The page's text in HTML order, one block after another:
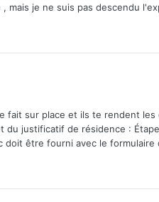
mais je ne suis pas descendu
fait sur place et ils te rendent les
du justificatif de résidence :
doit être fourni avec le formulaire